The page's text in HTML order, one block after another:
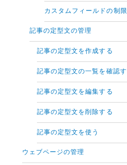
カスタムフィールドの制
記事の定型文の管理
記事の定型文を作成する
記事の定型文の一覧を確認
記事の定型文を編集する
記事の定型文を削除する
記事の定型文を使う
ウェブページの管理